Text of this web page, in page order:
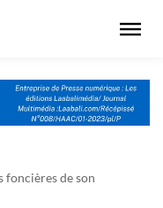
foncières de son